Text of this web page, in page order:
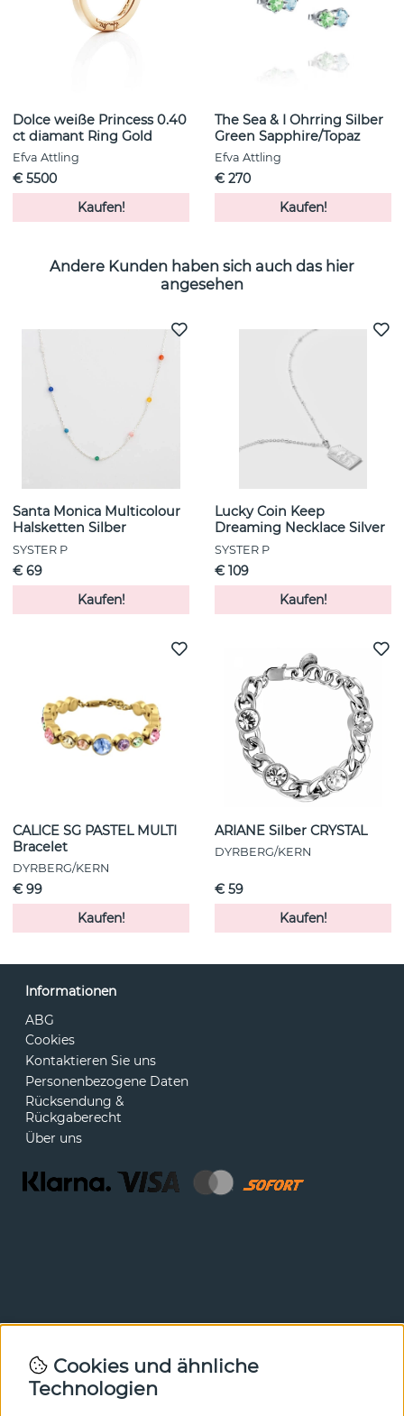
Dolce weiße Princess 0.40
ct diamant Ring Gold
Efva Attling
€ 5500
Kaufen!
The Sea & I Ohrring Silber
Green Sapphire/Topaz
Efva Attling
€ 270
Kaufen!
Andere Kunden haben sich auch das hier
angesehen
Santa Monica Multicolour
Halsketten Silber
SYSTER P
€ 69
Kaufen!
Lucky Coin Keep
Dreaming Necklace Silver
SYSTER P
€ 109
Kaufen!
CALICE SG PASTEL MULTI
Bracelet
DYRBERG/KERN
€ 99
Kaufen!
ARIANE Silber CRYSTAL
DYRBERG/KERN
€ 59
Kaufen!
Informationen
ABG
Cookies
Kontaktieren Sie uns
Personenbezogene Daten
Rücksendung &
Rückgaberecht
Über uns
Newsletter
In unserem Newsletter erfahren Sie vor allen anderen
Cookies und ähnliche
Technologien